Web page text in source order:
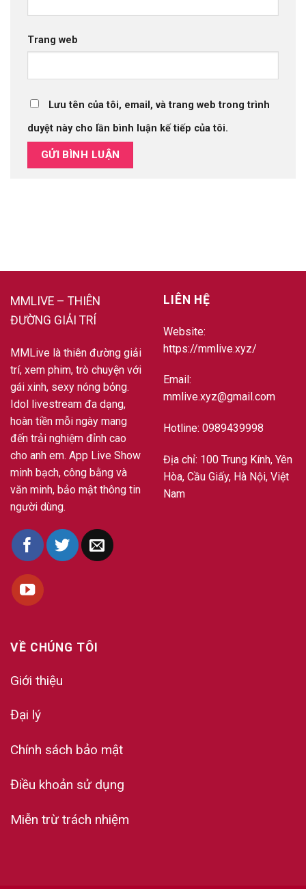
Trang web
Lưu tên của tôi, email, và trang web trong trình
duyệt này cho lần bình luận kế tiếp của tôi.
MMLIVE – THIÊN
ĐƯỜNG GIẢI TRÍ
MMLive là thiên đường giải
trí, xem phim, trò chuyện với
gái xinh, sexy nóng bỏng.
Idol livestream đa dạng,
hoàn tiền mỗi ngày mang
đến trải nghiệm đỉnh cao
cho anh em. App Live Show
minh bạch, công bằng và
văn minh, bảo mật thông tin
người dùng.
LIÊN HỆ
Website:
https://mmlive.xyz/
Email:
mmlive.xyz@gmail.com
Hotline: 0989439998
Địa chỉ: 100 Trung Kính, Yên
Hòa, Cầu Giấy, Hà Nội, Việt
Nam
VỀ CHÚNG TÔI
Giới thiệu
Đại lý
Chính sách bảo mật
Điều khoản sử dụng
Miễn trừ trách nhiệm